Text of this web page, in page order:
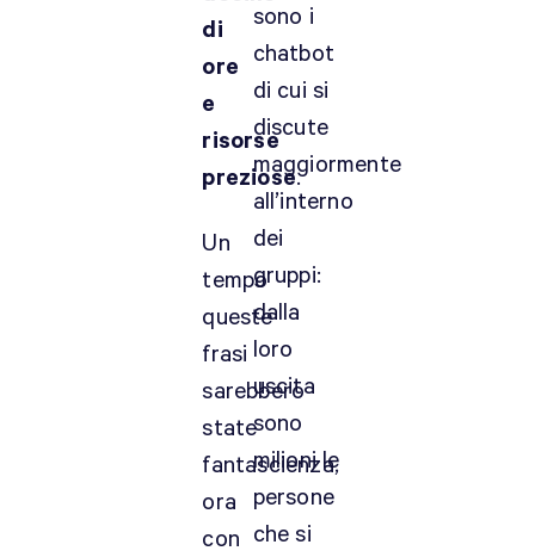
di
ore
e
risorse
preziose.
Un
tempo
queste
frasi
sarebbero
state
fantascienza,
ora
con
sono i
chatbot
di cui si
discute
maggiormente
all’interno
dei
gruppi:
dalla
loro
uscita
sono
milioni le
persone
che si